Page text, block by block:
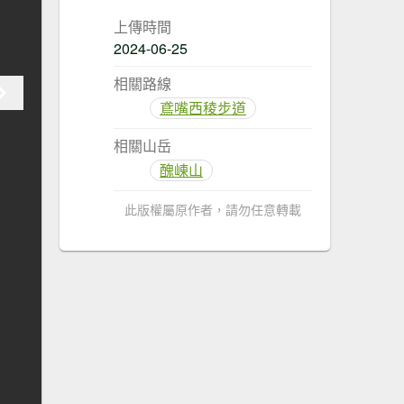
上傳時間
2024-06-25
相關路線
鳶嘴西稜步道
相關山岳
醜崠山
此版權屬原作者，請勿任意轉載